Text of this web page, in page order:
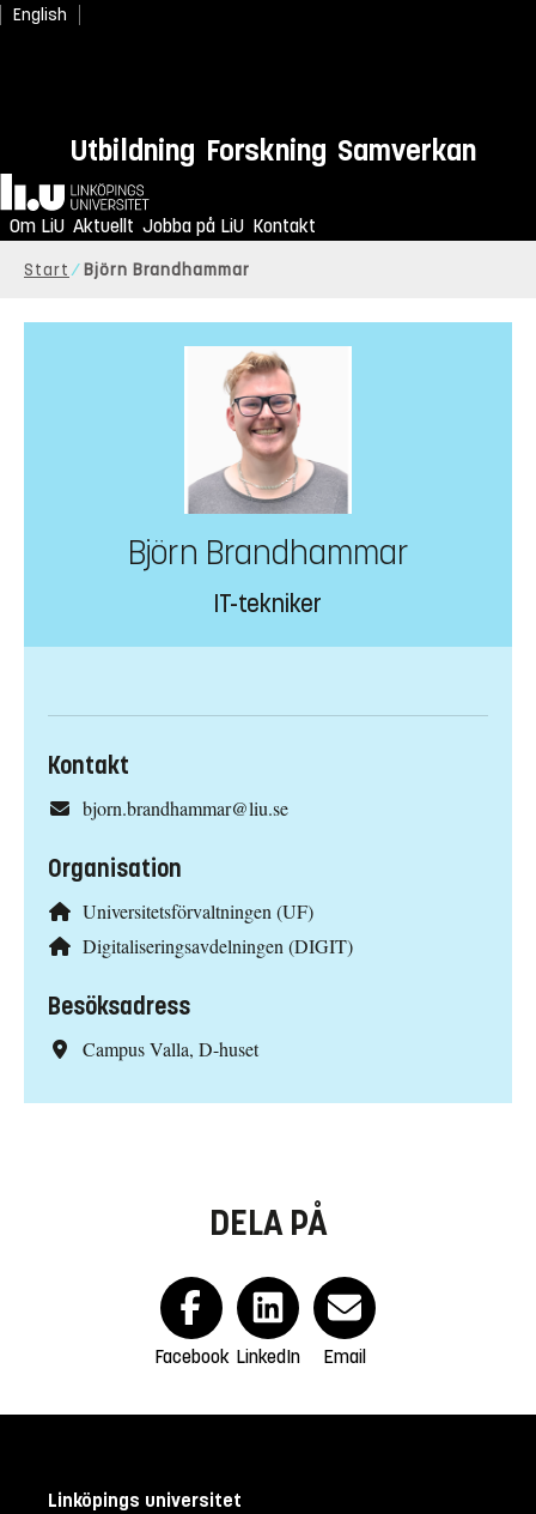
English
Utbildning Forskning Samverkan
Hem
Om LiU Aktuellt Jobba på LiU Kontakt
Start Björn Brandhammar
Björn Brandhammar
IT-tekniker
Kontakt
bjorn.brandhammar@liu.se
Organisation
Universitetsförvaltningen (UF)
Digitaliseringsavdelningen (DIGIT)
Besöksadress
Campus Valla, D-huset
DELA PÅ
Facebook LinkedIn Email
Linköpings universitet